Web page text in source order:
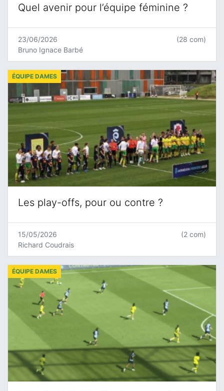
Quel avenir pour l’équipe féminine ?
23/06/2026
Bruno Ignace Barbé
(28 com)
Les play-offs, pour ou contre ?
ÉQUIPE DAMES
15/05/2026
Richard Coudrais
(2 com)
ÉQUIPE DAMES